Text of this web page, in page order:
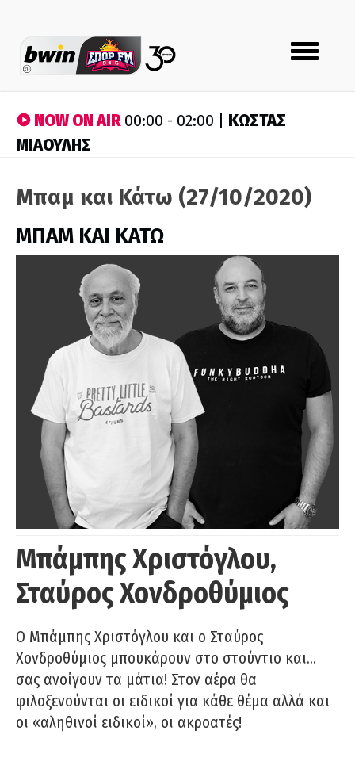
Toggle
navigation
NOW ON AIR00:00 - 02:00 | ΚΩΣΤΑΣ
ΜΙΑΟΥΛΗΣ
Μπαμ και Κάτω (27/10/2020)
ΜΠΑΜ ΚΑΙ ΚΑΤΩ
Μπάμπης Χριστόγλου,
Σταύρος Χονδροθύμιος
O Μπάμπης Χριστόγλου και ο Σταύρος
Χονδροθύμιος μπουκάρουν στο στούντιο και…
σας ανοίγουν τα μάτια! Στον αέρα θα
φιλοξενούνται οι ειδικοί για κάθε θέμα αλλά και
οι «αληθινοί ειδικοί», οι ακροατές!